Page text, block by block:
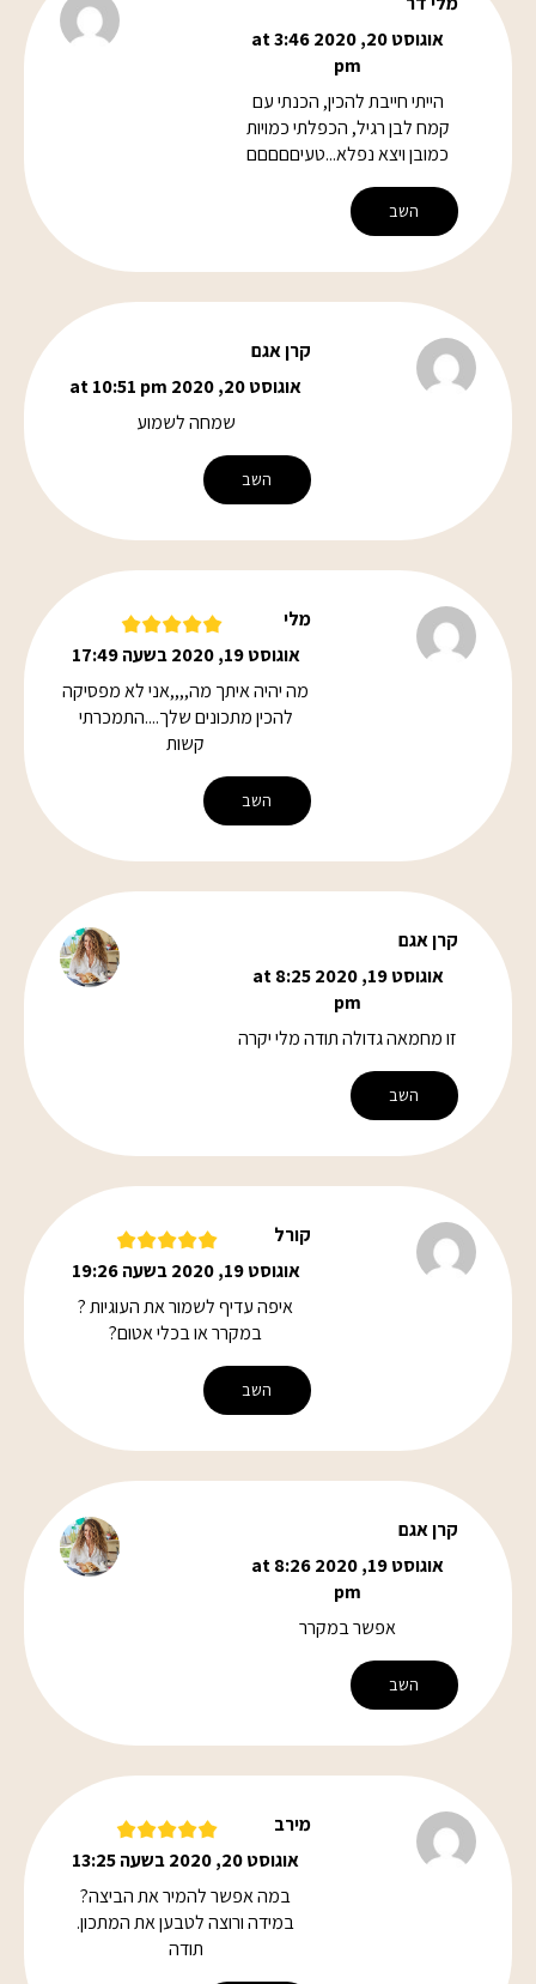
אוגוסט 20, 2020 at 3:46
pm
הייתי חייבת להכין, הכנתי עם
קמח לבן רגיל, הכפלתי כמויות
כמובן ויצא נפלא...טעיםםםםם
השב
קרן אגם
אוגוסט 20, 2020 at 10:51 pm
שמחה לשמוע
השב
מלי
אוגוסט 19, 2020 בשעה 17:49
מה יהיה איתך מה,,,,אני לא מפסיקה
להכין מתכונים שלך....התמכרתי
קשות
השב
קרן אגם
אוגוסט 19, 2020 at 8:25
pm
זו מחמאה גדולה תודה מלי יקרה
השב
קורל
אוגוסט 19, 2020 בשעה 19:26
איפה עדיף לשמור את העוגיות ?
במקרר או בכלי אטום?
השב
קרן אגם
אוגוסט 19, 2020 at 8:26
pm
אפשר במקרר
השב
מירב
אוגוסט 20, 2020 בשעה 13:25
במה אפשר להמיר את הביצה?
במידה ורוצה לטבען את המתכון.
תודה